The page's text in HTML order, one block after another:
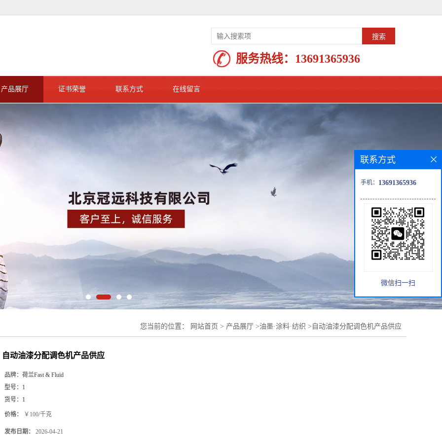
服务热线： 13691365936
产品展厅 证书荣誉 联系方式 在线留言
您当前的位置： 网站首页 > 产品展厅 >油墨·涂料·纺织 > 自动油漆分配调色机产品供应
自动油漆分配调色机产品供应
品牌： 荷兰Fast & Fluid
型号： 1
货号： 1
价格： ￥100/千克
发布日期： 2026-04-21
联系方式
手机： 13691365936
微信扫一扫